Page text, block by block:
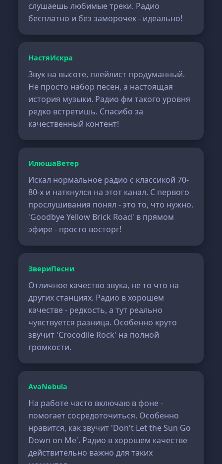
слушаешь любимые треки. Радио
бесплатно и без заморочек - идеально!
НастяИскра
Звук на высоте, плейлист продуманный.
Не просто набор песен, а настоящая
история музыки. Радио фм такого уровня
редко встретишь. Спасибо за
качественный контент!
ИлюшаВетер
Искал нормальное радио с классикой 70-
80-х и наткнулся на этот канал. С первого
прослушивания понял - это то, что нужно.
'Goodbye Yellow Brick Road' в прямом
эфире - просто восторг!
ЗвериПесни
Отличное качество звука, не то что на
других станциях. Радио в хорошем
качестве - редкость, а тут реально
чувствуется разница. Особенно круто
звучит 'Crocodile Rock' на полной
громкости.
AvaNebula
На работе часто включаю в фоне -
помогает сосредоточиться. Особенно
нравится, как звучит 'Don't Let the Sun Go
Down on Me'. Радио в хорошем качестве
действительно важно для таких